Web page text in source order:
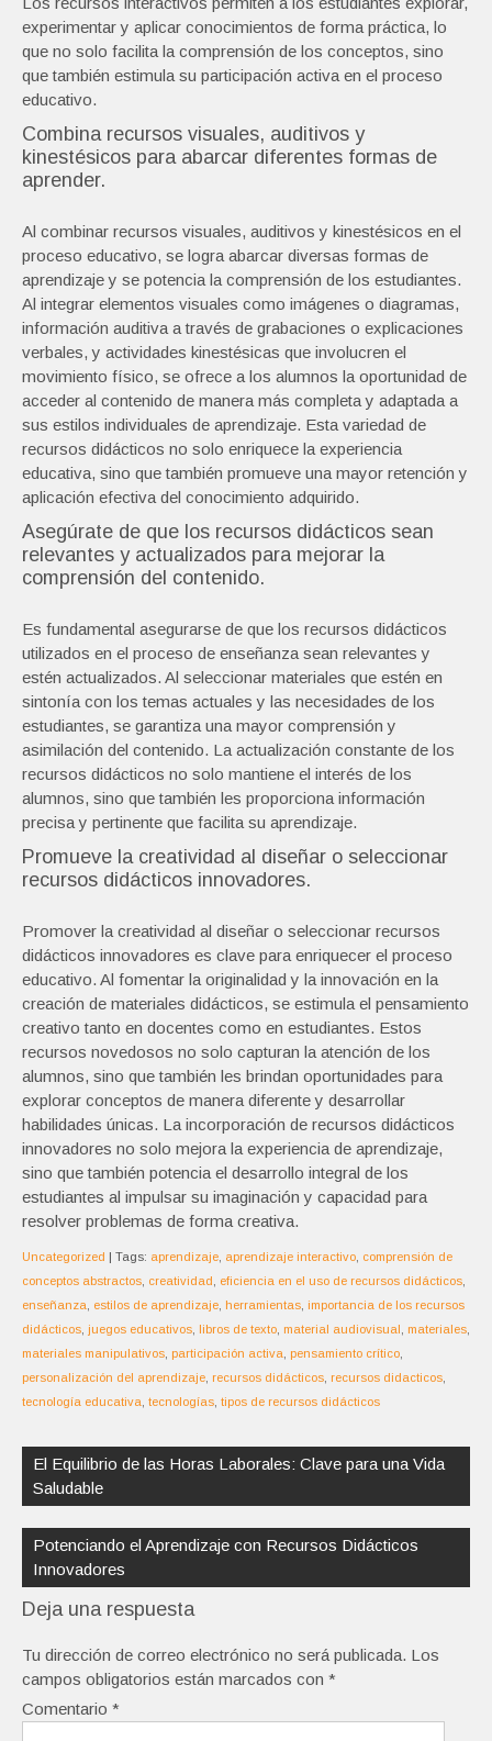
experimentar y aplicar conocimientos de forma práctica, lo
que no solo facilita la comprensión de los conceptos, sino
que también estimula su participación activa en el proceso
educativo.
Combina recursos visuales, auditivos y
kinestésicos para abarcar diferentes formas de
aprender.
Al combinar recursos visuales, auditivos y kinestésicos en el
proceso educativo, se logra abarcar diversas formas de
aprendizaje y se potencia la comprensión de los estudiantes.
Al integrar elementos visuales como imágenes o diagramas,
información auditiva a través de grabaciones o explicaciones
verbales, y actividades kinestésicas que involucren el
movimiento físico, se ofrece a los alumnos la oportunidad de
acceder al contenido de manera más completa y adaptada a
sus estilos individuales de aprendizaje. Esta variedad de
recursos didácticos no solo enriquece la experiencia
educativa, sino que también promueve una mayor retención y
aplicación efectiva del conocimiento adquirido.
Asegúrate de que los recursos didácticos sean
relevantes y actualizados para mejorar la
comprensión del contenido.
Es fundamental asegurarse de que los recursos didácticos
utilizados en el proceso de enseñanza sean relevantes y
estén actualizados. Al seleccionar materiales que estén en
sintonía con los temas actuales y las necesidades de los
estudiantes, se garantiza una mayor comprensión y
asimilación del contenido. La actualización constante de los
recursos didácticos no solo mantiene el interés de los
alumnos, sino que también les proporciona información
precisa y pertinente que facilita su aprendizaje.
Promueve la creatividad al diseñar o seleccionar
recursos didácticos innovadores.
Promover la creatividad al diseñar o seleccionar recursos
didácticos innovadores es clave para enriquecer el proceso
educativo. Al fomentar la originalidad y la innovación en la
creación de materiales didácticos, se estimula el pensamiento
creativo tanto en docentes como en estudiantes. Estos
recursos novedosos no solo capturan la atención de los
alumnos, sino que también les brindan oportunidades para
explorar conceptos de manera diferente y desarrollar
habilidades únicas. La incorporación de recursos didácticos
innovadores no solo mejora la experiencia de aprendizaje,
sino que también potencia el desarrollo integral de los
estudiantes al impulsar su imaginación y capacidad para
resolver problemas de forma creativa.
Uncategorized | Tags: aprendizaje aprendizaje interactivo comprensión de
conceptos abstractos creatividad eficiencia en el uso de recursos didácticos
enseñanza
estilos de aprendizaje herramientas importancia de los recursos
didácticos juegos educativos libros de texto material audiovisual materiales
materiales manipulativos participación activa pensamiento crítico
personalización del aprendizaje recursos didácticos recursos didacticos
tecnología educativa tecnologías tipos de recursos didácticos
de
entradas
El Equilibrio de las Horas Laborales: Clave para una Vida
Saludable
Potenciando el Aprendizaje con Recursos Didácticos
Innovadores
Deja una respuesta
Tu dirección de correo electrónico no será publicada. Los
campos obligatorios están marcados con *
Comentario *